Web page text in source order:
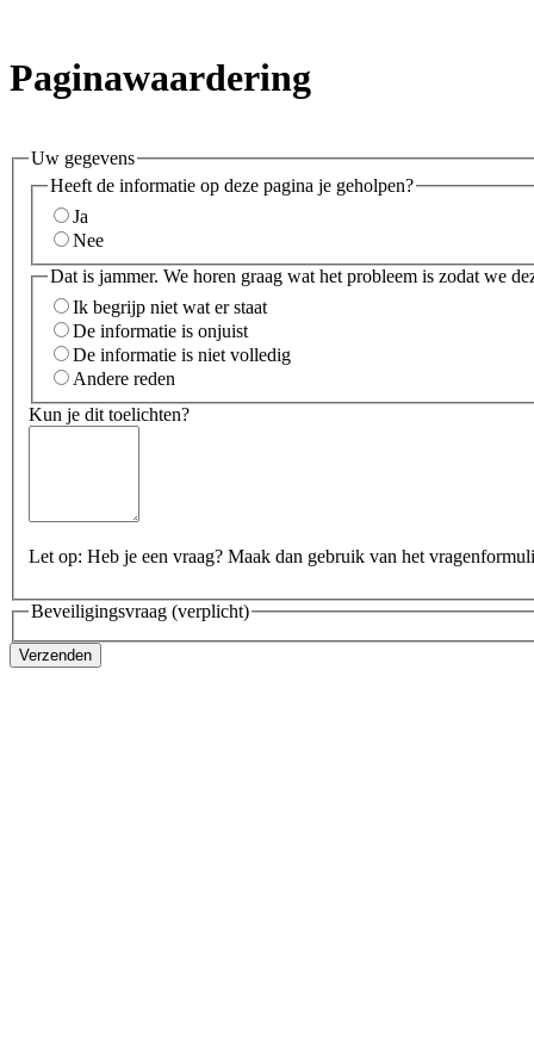
Paginawaardering
Uw gegevens
Heeft de informatie op deze pagina je geholpen?
Ja
Nee
Dat is jammer. We horen graag wat het probleem is zodat we
Ik begrijp niet wat er staat
De informatie is onjuist
De informatie is niet volledig
Andere reden
Kun je dit toelichten?
Let op: Heb je een vraag? Maak dan gebruik van het
Beveiligingsvraag (verplicht)
Verzenden